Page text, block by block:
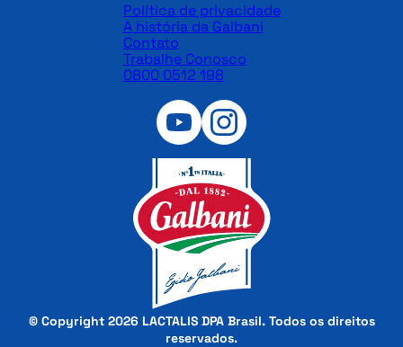
Política de privacidade
A história da Galbani
Contato
Trabalhe Conosco
0800 0512 198
© Copyright 2026 LACTALIS DPA Brasil. Todos os direitos
reservados.